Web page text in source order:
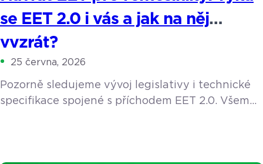
se EET 2.0 i vás a jak na něj
vyzrát?
25 června, 2026
Pozorně sledujeme vývoj legislativy i technické
specifikace spojené s příchodem EET 2.0. Všem